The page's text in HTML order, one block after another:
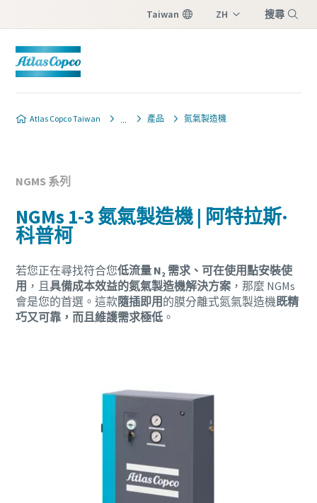
Taiwan ZH 搜尋
Atlas Copco Taiwan 產品 氮氣製造機
NGMS 系列
NGMs 1-3 氮氣製造機 | 阿特拉斯·
科普柯
若您正在尋找符合您低流量 N₂ 需求、可在使用點安裝使
用 ，且具備成本效益的氮氣製造機解決方案 ，那麼 NGMs
會是您的首選。這款 隨插即用 的膜分離式氮氣製造機既精
巧又可靠，而且維護需求極低 。